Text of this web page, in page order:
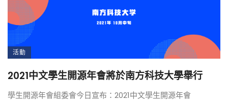
活動
2021中文學生開源年會將於南方科技大學舉行
學生開源年會組委會今日宣布：2021中文學生開源年會